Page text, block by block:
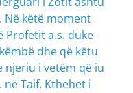
Në këtë moment
Profetit a.s. duke
dhe që këtu
njeriu i vetëm që iu
Taif. Kthehet i